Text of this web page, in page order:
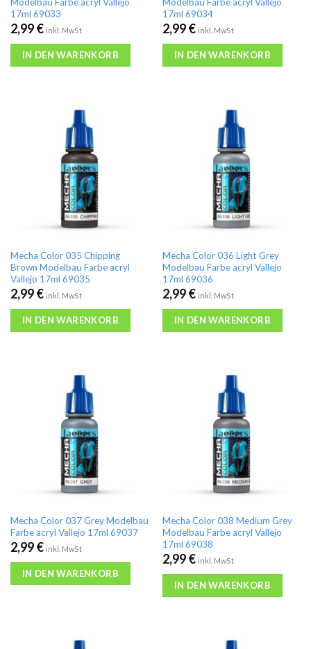
17ml 69033
2,99€ inkl. MwSt
IN DEN WARENKORB
17ml 69034
2,99€ inkl. MwSt
IN DEN WARENKORB
Mecha Color 035 Chipping
Brown Modelbau Farbe acryl
Vallejo 17ml 69035
2,99€ inkl. MwSt
IN DEN WARENKORB
Mecha Color 036 Light Grey
Modelbau Farbe acryl Vallejo
17ml 69036
2,99€ inkl. MwSt
IN DEN WARENKORB
Mecha Color 037 Grey Modelbau
Farbe acryl Vallejo 17ml 69037
2,99€ inkl. MwSt
IN DEN WARENKORB
Mecha Color 038 Medium Grey
Modelbau Farbe acryl Vallejo
17ml 69038
2,99€ inkl. MwSt
IN DEN WARENKORB